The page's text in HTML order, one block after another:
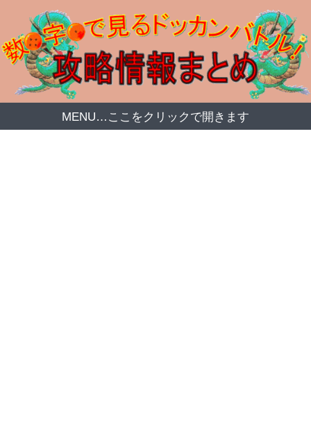
MENU…ここをクリックで開きます